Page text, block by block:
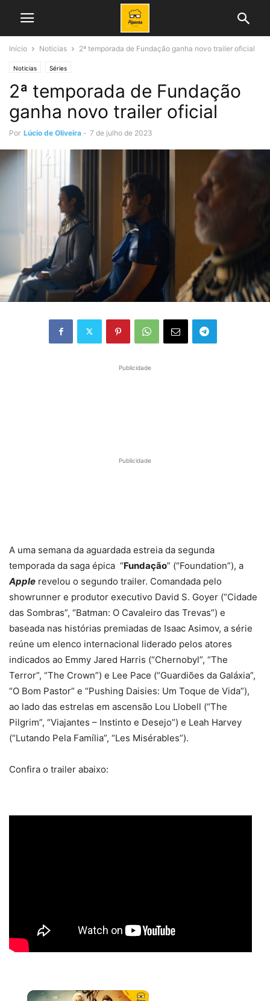
Início Noticias 2ª temporada de Fundação ganha novo trailer oficial
Noticias Séries
2ª temporada de Fundação
ganha novo trailer oficial
Por Lúcio de Oliveira - 7 de julho de 2023
Publicidade
Publicidade
A uma semana da aguardada estreia da segunda
temporada da saga épica “Fundação” (“Foundation”), a
Apple revelou o segundo trailer. Comandada pelo
showrunner e produtor executivo David S. Goyer (“Cidade
das Sombras”, “Batman: O Cavaleiro das Trevas”) e
baseada nas histórias premiadas de Isaac Asimov, a série
reúne um elenco internacional liderado pelos atores
indicados ao Emmy Jared Harris (“Chernobyl”, “The
Terror”, “The Crown”) e Lee Pace (“Guardiões da Galáxia”,
“O Bom Pastor” e “Pushing Daisies: Um Toque de Vida”),
ao lado das estrelas em ascensão Lou Llobell (“The
Pilgrim”, “Viajantes – Instinto e Desejo”) e Leah Harvey
(“Lutando Pela Família”, “Les Misérables”).
Confira o trailer abaixo:
×